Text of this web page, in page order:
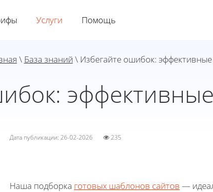
Услуги Помощь
\ База знаний \ Избегайте ошибок: эффективные
Дата публикации: 26-02-2026 235
Наша подборка готовых шаблонов сайтов —